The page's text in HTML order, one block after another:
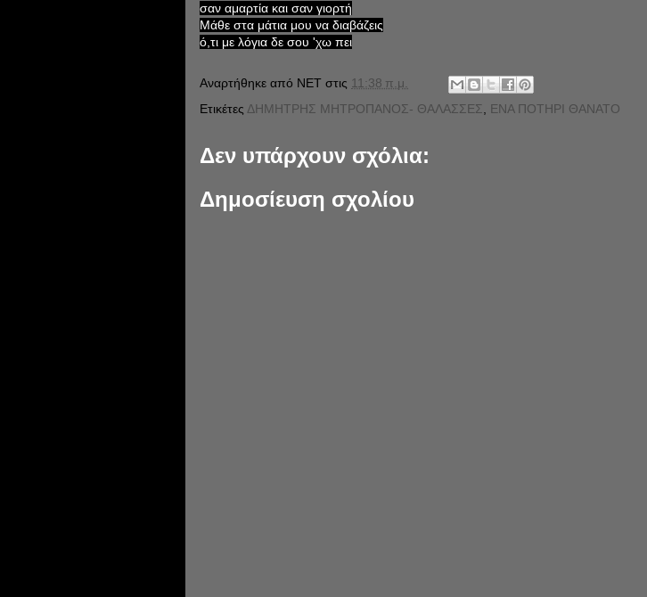
σαν αμαρτία και σαν γιορτή
Μάθε στα μάτια μου να διαβάζεις
ό,τι με λόγια δε σου 'χω πει
Αναρτήθηκε από NET στις 11:38 π.μ.
Ετικέτες ΔΗΜΗΤΡΗΣ ΜΗΤΡΟΠΑΝΟΣ- ΘΑΛΑΣΣΕΣ ΕΝΑ ΠΟΤΗΡΙ ΘΑΝΑΤΟ
Δεν υπάρχουν σχόλια:
Δημοσίευση σχολίου